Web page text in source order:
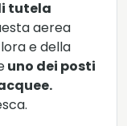
tutela
aerea
e della
uno dei posti